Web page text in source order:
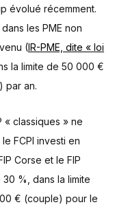
évolué récemment.
les PME non
(IR-PME, dite « loi
la limite de 50 000 €
par an.
« classiques » ne
FCPI investi en
Corse et le FIP
%, dans la limite
€ (couple) pour le